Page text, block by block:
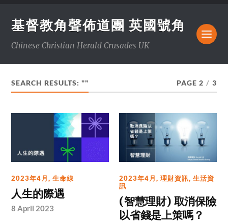
基督教角聲佈道團 英國號角
Chinese Christian Herald Crusades UK
SEARCH RESULTS: "" PAGE 2 / 3
2023年4月,生命線
人生的際遇
8 April 2023
2023年4月,理財資訊,生活資
訊
(智慧理財) 取消保險
以省錢是上策嗎？